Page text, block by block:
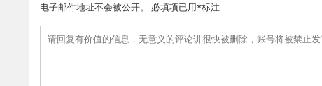
电子邮件地址不会被公开。 必填项已用*标注